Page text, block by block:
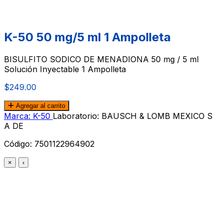
K-50 50 mg/5 ml 1 Ampolleta
BISULFITO SODICO DE MENADIONA 50 mg / 5 ml
Solución Inyectable 1 Ampolleta
$249.00
Agregar al carrito
Marca: K-50 Laboratorio: BAUSCH & LOMB MEXICO S
A DE
Código: 7501122964902
× ‹